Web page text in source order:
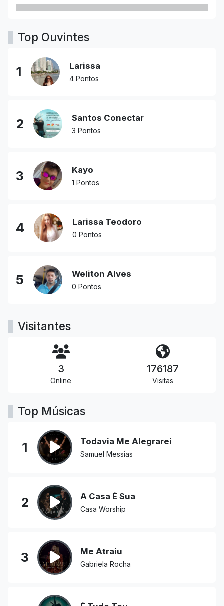
Top Ouvintes
1 Larissa
4 Pontos
2 Santos Conectar
3 Pontos
3 Kayo
1 Pontos
4 Larissa Teodoro
0 Pontos
5 Weliton Alves
0 Pontos
Visitantes
3
Online
176187
Visitas
Top Músicas
1 Todavia Me Alegrarei
Samuel Messias
2 A Casa É Sua
Casa Worship
3 Me Atraiu
Gabriela Rocha